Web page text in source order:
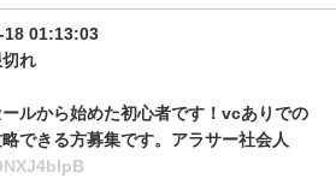
18 01:13:03
れ
ルから始めた初心者です！vcありでの
できる方募集です。アラサー社会人